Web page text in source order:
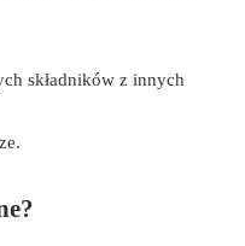
składników z innych